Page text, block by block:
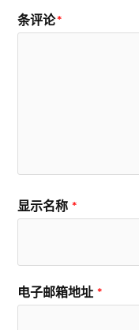
条评论*
显示名称 *
电子邮箱地址 *